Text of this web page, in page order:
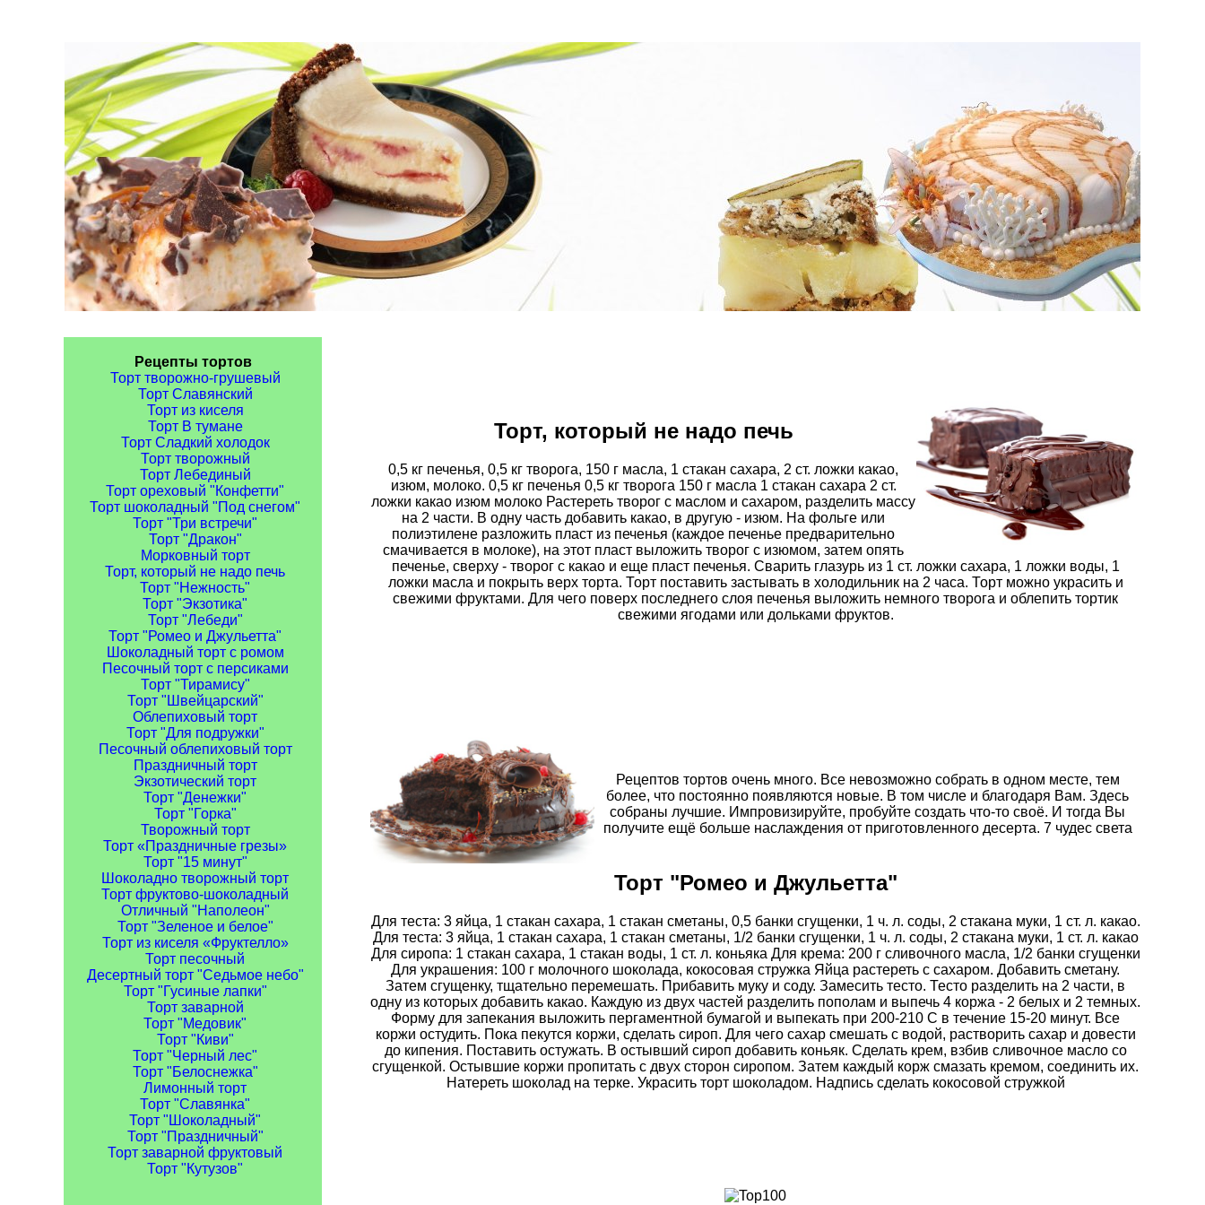
Рецепты тортов
Торт творожно-грушевый
Торт Славянский
Торт из киселя
Торт В тумане
Торт Сладкий холодок
Торт творожный
Торт Лебединый
Торт ореховый "Конфетти"
Торт шоколадный "Под снегом"
Торт "Три встречи"
Торт "Дракон"
Морковный торт
Торт, который не надо печь
Торт "Нежность"
Торт "Экзотика"
Торт "Лебеди"
Торт "Ромео и Джульетта"
Шоколадный торт с ромом
Песочный торт с персиками
Торт "Тирамису"
Торт "Швейцарский"
Облепиховый торт
Торт "Для подружки"
Песочный облепиховый торт
Праздничный торт
Экзотический торт
Торт "Денежки"
Торт "Горка"
Творожный торт
Торт «Праздничные грезы»
Торт "15 минут"
Шоколадно творожный торт
Торт фруктово-шоколадный
Отличный "Наполеон"
Торт "Зеленое и белое"
Торт из киселя «Фруктелло»
Торт песочный
Десертный торт "Седьмое небо"
Торт "Гусиные лапки"
Торт заварной
Торт "Медовик"
Торт "Киви"
Торт "Черный лес"
Торт "Белоснежка"
Лимонный торт
Торт "Славянка"
Торт "Шоколадный"
Торт "Праздничный"
Торт заварной фруктовый
Торт "Кутузов"
Торт, который не надо печь
0,5 кг печенья, 0,5 кг творога, 150 г масла, 1 стакан сахара, 2 ст. ложки какао,
изюм, молоко. 0,5 кг печенья 0,5 кг творога 150 г масла 1 стакан сахара 2 ст.
ложки какао изюм молоко Растереть творог с маслом и сахаром, разделить массу
на 2 части. В одну часть добавить какао, в другую - изюм. На фольге или
полиэтилене разложить пласт из печенья (каждое печенье предварительно
смачивается в молоке), на этот пласт выложить творог с изюмом, затем опять
печенье, сверху - творог с какао и еще пласт печенья. Сварить глазурь из 1 ст. ложки сахара, 1 ложки воды, 1
ложки масла и покрыть верх торта. Торт поставить застывать в холодильник на 2 часа. Торт можно украсить и
свежими фруктами. Для чего поверх последнего слоя печенья выложить немного творога и облепить тортик
свежими ягодами или дольками фруктов.
Рецептов тортов очень много. Все невозможно собрать в одном месте, тем
более, что постоянно появляются новые. В том числе и благодаря Вам. Здесь
собраны лучшие. Импровизируйте, пробуйте создать что-то своё. И тогда Вы
получите ещё больше наслаждения от приготовленного десерта. 7 чудес света
Торт "Ромео и Джульетта"
Для теста: 3 яйца, 1 стакан сахара, 1 стакан сметаны, 0,5 банки сгущенки, 1 ч. л. соды, 2 стакана муки, 1 ст. л. какао.
Для теста: 3 яйца, 1 стакан сахара, 1 стакан сметаны, 1/2 банки сгущенки, 1 ч. л. соды, 2 стакана муки, 1 ст. л. какао
Для сиропа: 1 стакан сахара, 1 стакан воды, 1 ст. л. коньяка Для крема: 200 г сливочного масла, 1/2 банки сгущенки
Для украшения: 100 г молочного шоколада, кокосовая стружка Яйца растереть с сахаром. Добавить сметану.
Затем сгущенку, тщательно перемешать. Прибавить муку и соду. Замесить тесто. Тесто разделить на 2 части, в
одну из которых добавить какао. Каждую из двух частей разделить пополам и выпечь 4 коржа - 2 белых и 2 темных.
Форму для запекания выложить пергаментной бумагой и выпекать при 200-210 С в течение 15-20 минут. Все
коржи остудить. Пока пекутся коржи, сделать сироп. Для чего сахар смешать с водой, растворить сахар и довести
до кипения. Поставить остужать. В остывший сироп добавить коньяк. Сделать крем, взбив сливочное масло со
сгущенкой. Остывшие коржи пропитать с двух сторон сиропом. Затем каждый корж смазать кремом, соединить их.
Натереть шоколад на терке. Украсить торт шоколадом. Надпись сделать кокосовой стружкой